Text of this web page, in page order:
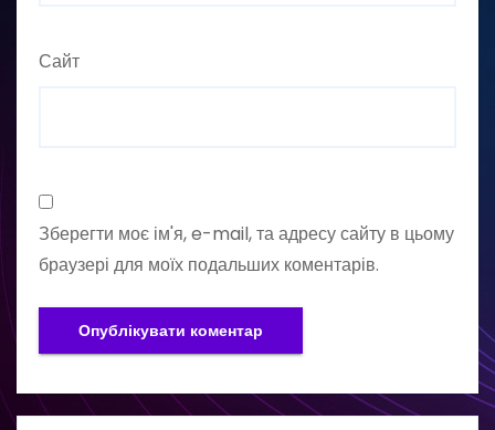
Сайт
Зберегти моє ім'я, e-mail, та адресу сайту в цьому
браузері для моїх подальших коментарів.